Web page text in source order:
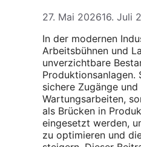
27. Mai 202616. Juli
In der modernen
Arbeitsbühnen und
unverzichtbare
Produktionsanlagen.
sichere Zugänge
Wartungsarbeiten,
als Brücken in
eingesetzt werden,
zu optimieren und